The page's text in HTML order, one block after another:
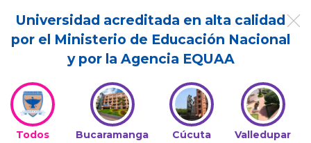
Universidad acreditada en alta calidad
por el Ministerio de Educación Nacional
y por la Agencia EQUAA
Todos Bucaramanga Cúcuta Valledupar